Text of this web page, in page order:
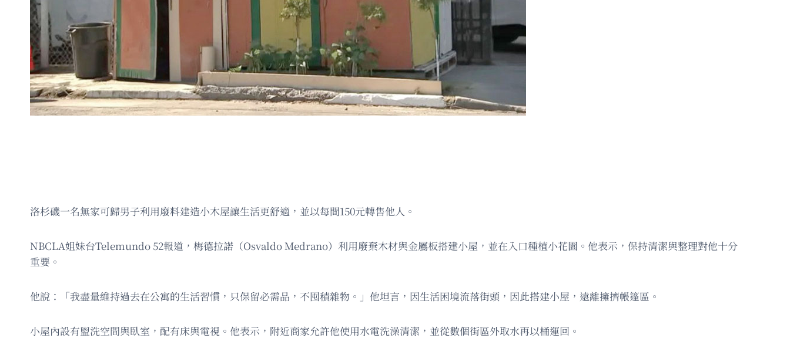
洛杉磯一名無家可歸男子利用廢料建造小木屋讓生活更舒適，並以每間150元轉售他人。
NBCLA姐妹台Telemundo 52報道，梅德拉諾（Osvaldo Medrano）利用廢棄木材與金屬板搭建小屋，並在入口種植小花園。他表示，保持清潔與整理對他十分
重要。
他說：「我盡量維持過去在公寓的生活習慣，只保留必需品，不囤積雜物。」他坦言，因生活困境流落街頭，因此搭建小屋，遠離擁擠帳篷區。
小屋內設有盥洗空間與臥室，配有床與電視。他表示，附近商家允許他使用水電洗澡清潔，並從數個街區外取水再以桶運回。